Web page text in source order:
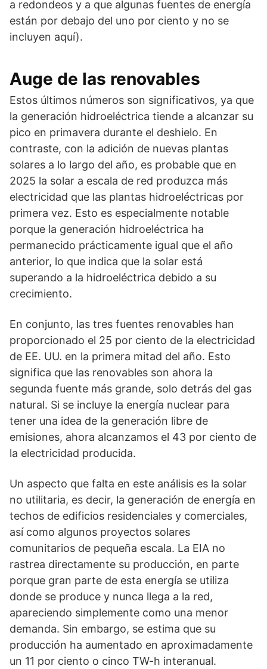
a redondeos y a que algunas fuentes de energía
están por debajo del uno por ciento y no se
incluyen aquí).
Auge de las renovables
Estos últimos números son significativos, ya que
la generación hidroeléctrica tiende a alcanzar su
pico en primavera durante el deshielo. En
contraste, con la adición de nuevas plantas
solares a lo largo del año, es probable que en
2025 la solar a escala de red produzca más
electricidad que las plantas hidroeléctricas por
primera vez. Esto es especialmente notable
porque la generación hidroeléctrica ha
permanecido prácticamente igual que el año
anterior, lo que indica que la solar está
superando a la hidroeléctrica debido a su
crecimiento.
En conjunto, las tres fuentes renovables han
proporcionado el 25 por ciento de la electricidad
de EE. UU. en la primera mitad del año. Esto
significa que las renovables son ahora la
segunda fuente más grande, solo detrás del gas
natural. Si se incluye la energía nuclear para
tener una idea de la generación libre de
emisiones, ahora alcanzamos el 43 por ciento de
la electricidad producida.
Un aspecto que falta en este análisis es la solar
no utilitaria, es decir, la generación de energía en
techos de edificios residenciales y comerciales,
así como algunos proyectos solares
comunitarios de pequeña escala. La EIA no
rastrea directamente su producción, en parte
porque gran parte de esta energía se utiliza
donde se produce y nunca llega a la red,
apareciendo simplemente como una menor
demanda. Sin embargo, se estima que su
producción ha aumentado en aproximadamente
un 11 por ciento o cinco TW-h interanual.